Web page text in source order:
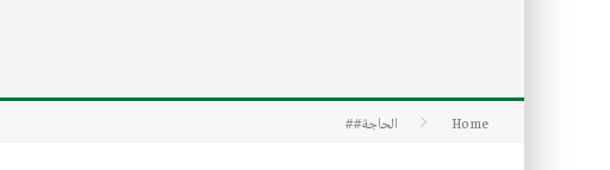
كتاب معراج الروح الصلاة: 32-مراتب الطهارة في الصلاة
Home الحاجة##